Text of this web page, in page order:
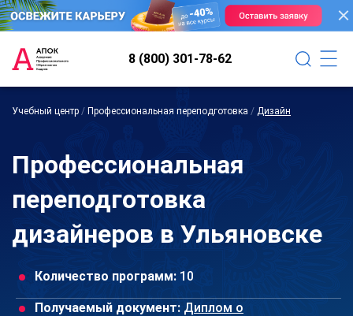
8 (800) 301-78-62
Учебный центр / Профессиональная переподготовка / Дизайн
Профессиональная
переподготовка
дизайнеров в Ульяновске
Количество программ: 10
Получаемый документ: Диплом о